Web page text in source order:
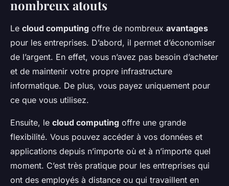
nombreux atouts
Le cloud computing offre de nombreux avantages
pour les entreprises. D’abord, il permet d’économiser
de l’argent. En effet, vous n’avez pas besoin d’acheter
et de maintenir votre propre infrastructure
informatique. De plus, vous payez uniquement pour
ce que vous utilisez.
Ensuite, le cloud computing offre une grande
flexibilité. Vous pouvez accéder à vos données et
applications depuis n’importe où et à n’importe quel
moment. C’est très pratique pour les entreprises qui
ont des employés à distance ou qui travaillent en